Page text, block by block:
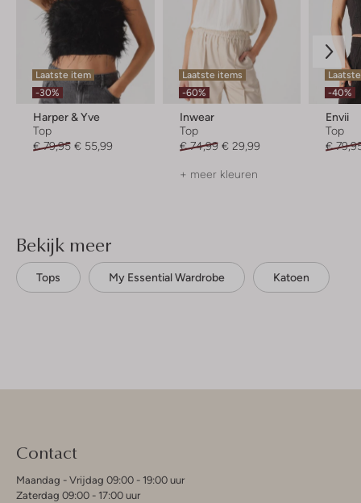
Laatste item
-30%
Harper & Yve
Top
€ 79,95 € 55,99
Laatste items
-60%
Inwear
Top
€ 74,99 € 29,99
+ meer kleuren
-40%
Envii
Top
€
Bekijk meer
Tops My Essential Wardrobe Katoen
Contact
Maandag - Vrijdag 09:00 - 19:00 uur
Zaterdag 09:00 - 17:00 uur